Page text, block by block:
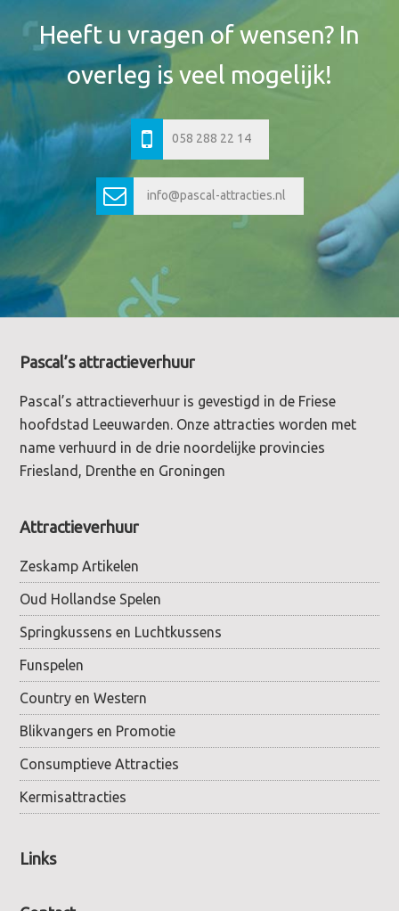
Header
Heeft u vragen of wensen? In
overleg is veel mogelijk!
058 288 22 14
info@pascal-attracties.nl
Footer
Pascal’s attractieverhuur
Pascal’s attractieverhuur is gevestigd in de Friese
hoofdstad Leeuwarden. Onze attracties worden met
name verhuurd in de drie noordelijke provincies
Friesland, Drenthe en Groningen
Attractieverhuur
Zeskamp Artikelen
Oud Hollandse Spelen
Springkussens en Luchtkussens
Funspelen
Country en Western
Blikvangers en Promotie
Consumptieve Attracties
Kermisattracties
Links